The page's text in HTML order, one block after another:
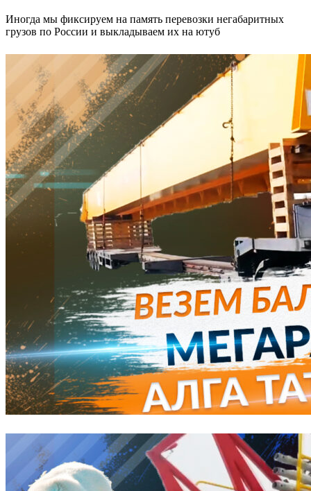
Иногда мы фиксируем на память перевозки негабаритных
грузов по России и выкладываем их на ютуб